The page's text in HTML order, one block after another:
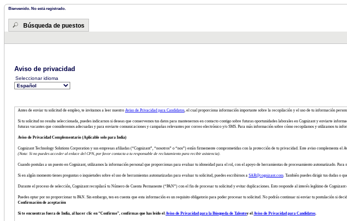
Bienvenido. No está registrado.
Búsqueda de puestos
Aviso de privacidad
Seleccionar idioma
Antes de enviar tu solicitud de empleo, te invitamos a leer nuestro Aviso de Privacidad para Candidatos, el cual proporciona información importante sobre la recopilación y el uso de tu información
Si tu solicitud no resulta seleccionada, puedes indicarnos si deseas que conservemos tus datos para mantenernos en contacto contigo sobre futuras oportunidades laborales en Cognizant y enviarte
futuras vacantes que consideremos adecuadas y para enviarte comunicaciones y campañas relevantes por correo electrónico y/o SMS. Para más información sobre cómo recopilamos y utilizamos tu
Aviso de Privacidad Complementario (Aplicable solo para India)
Cognizant Technology Solutions Corporation y sus empresas afiliadas (“Cognizant”, “nosotros” o “nos”) están firmemente comprometidas con la protección de tu privacidad. Este aviso complementa
(Nota: Si no puedes acceder al enlace del CPN, por favor contacta a tu responsable de reclutamiento para recibir asistencia).
Cuando postulas a un puesto en Cognizant, utilizamos la información personal que proporcionas para evaluar tu idoneidad para el rol, con el apoyo de herramientas de procesamiento automatizado. Para
Si en algún momento tienes preguntas o inquietudes sobre el uso de herramientas automatizadas para evaluar tu solicitud, puedes escribirnos a SAR@cognizant.com. También puedes dirigir tus dudas o
Durante el proceso de selección, Cognizant recopilará tu Número de Cuenta Permanente (“PAN”) con el fin de procesar tu solicitud y evitar duplicaciones. Esto responde al interés legítimo de
Puedes optar por no proporcionar tu PAN. Sin embargo, ten en cuenta que esta información es un requisito obligatorio para poder procesar tu solicitud. No podrás continuar ni enviar tu postulación si
Confirmación de aceptación
Si te encuentras fuera de India, al hacer clic en “Confirmo”, confirmas que has leído el Aviso de Privacidad para la Búsqueda de Talentoy el Aviso de Privacidad para Candidatos.